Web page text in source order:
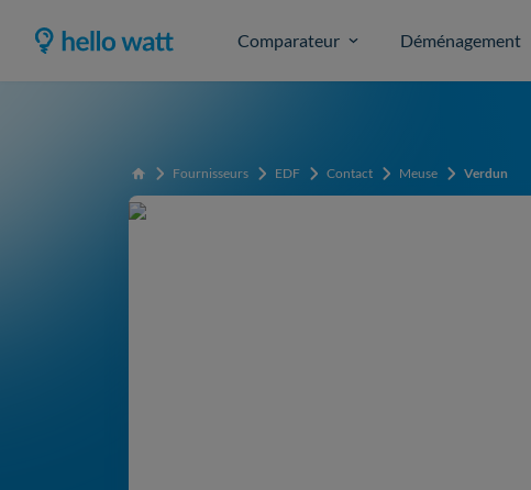
Comparateur Déménagement
Accueil Fournisseurs EDF Contact Meuse Verdun